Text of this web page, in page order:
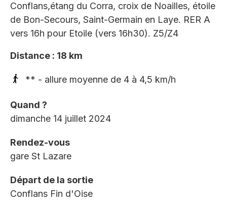
Conflans,étang du Corra, croix de Noailles, étoile
de Bon-Secours, Saint-Germain en Laye. RER A
vers 16h pour Etoile (vers 16h30). Z5/Z4
Distance : 18 km
** - allure moyenne de 4 à 4,5 km/h
Quand ?
dimanche 14 juillet 2024
Rendez-vous
gare St Lazare
Départ de la sortie
Conflans Fin d'Oise